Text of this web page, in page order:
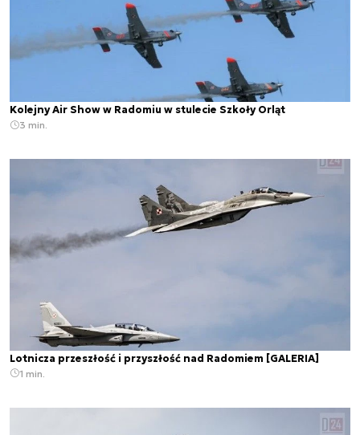
Kolejny Air Show w Radomiu w stulecie Szkoły Orląt
3 min.
Lotnicza przeszłość i przyszłość nad Radomiem [GALERIA]
1 min.